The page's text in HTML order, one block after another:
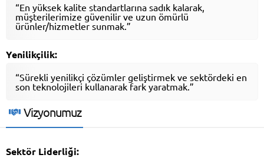
“En yüksek kalite standartlarına sadık kalarak,
müşterilerimize güvenilir ve uzun ömürlü
ürünler/hizmetler sunmak.”
Yenilikçilik:
“Sürekli yenilikçi çözümler geliştirmek ve sektördeki en
son teknolojileri kullanarak fark yaratmak.”
Vizyonumuz
Sektör Liderliği: